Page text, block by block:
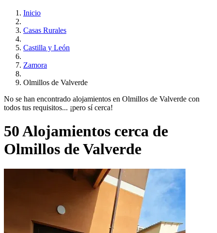
Inicio
Casas Rurales
Castilla y León
Zamora
Olmillos de Valverde
No se han encontrado alojamientos en Olmillos de Valverde con
todos tus requisitos... ¡pero sí cerca!
50 Alojamientos cerca de
Olmillos de Valverde